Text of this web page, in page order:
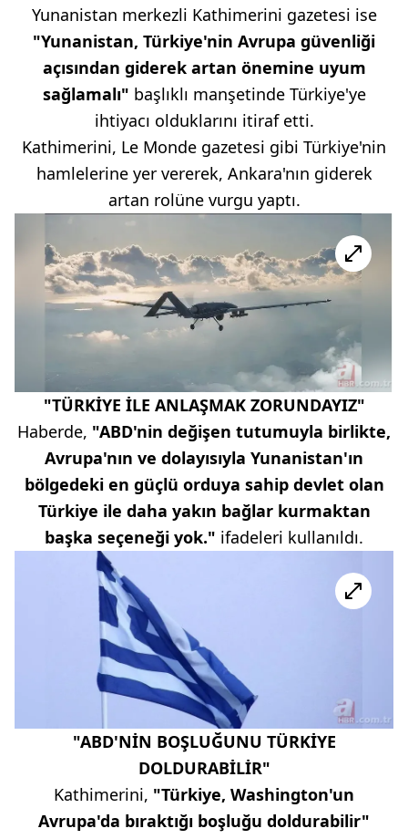
Yunanistan merkezli Kathimerini gazetesi ise
"Yunanistan, Türkiye'nin Avrupa güvenliği
açısından giderek artan önemine uyum
sağlamalı" başlıklı manşetinde Türkiye'ye
ihtiyacı olduklarını itiraf etti.
Kathimerini, Le Monde gazetesi gibi Türkiye'nin
hamlelerine yer vererek, Ankara'nın giderek
artan rolüne vurgu yaptı.
"TÜRKİYE İLE ANLAŞMAK ZORUNDAYIZ"
Haberde, "ABD'nin değişen tutumuyla birlikte,
Avrupa'nın ve dolayısıyla Yunanistan'ın
bölgedeki en güçlü orduya sahip devlet olan
Türkiye ile daha yakın bağlar kurmaktan
başka seçeneği yok." ifadeleri kullanıldı.
"ABD'NİN BOŞLUĞUNU TÜRKİYE
DOLDURABİLİR"
Kathimerini, "Türkiye, Washington'un
Avrupa'da bıraktığı boşluğu doldurabilir"